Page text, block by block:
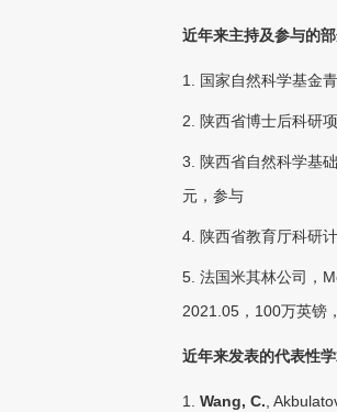
近年来主持及参与的
1. 国家自然科学基金
2.陕西省博士后科研
3.陕西省自然科学基
元，参与
4.陕西省教育厅科研
5.法国米其林公司，
2021.05 ， 100万英镑
近年来发表的代表性
1.Wang, C. ,